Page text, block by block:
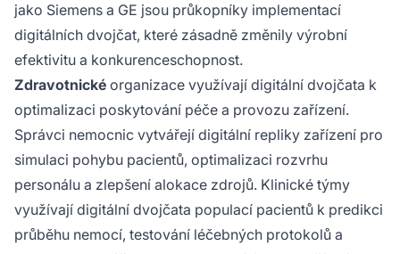
jako Siemens a GE jsou průkopníky implementací
digitálních dvojčat, které zásadně změnily výrobní
efektivitu a konkurenceschopnost.
Zdravotnické organizace využívají digitální dvojčata k
optimalizaci poskytování péče a provozu zařízení.
Správci nemocnic vytvářejí digitální repliky zařízení pro
simulaci pohybu pacientů, optimalizaci rozvrhu
personálu a zlepšení alokace zdrojů. Klinické týmy
využívají digitální dvojčata populací pacientů k predikci
průběhu nemocí, testování léčebných protokolů a